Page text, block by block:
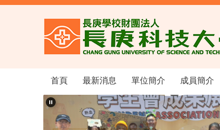
跳
首頁 最新消息 單位簡介 成員簡介